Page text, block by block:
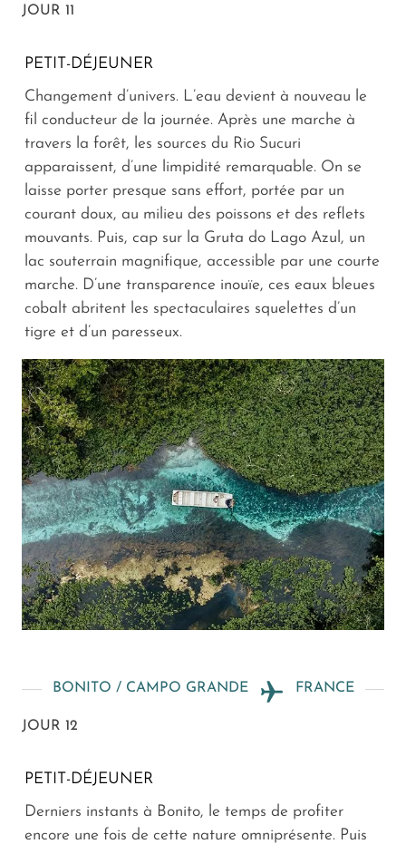
JOUR 11
PETIT-DÉJEUNER
Changement d’univers. L’eau devient à nouveau le
fil conducteur de la journée. Après une marche à
travers la forêt, les sources du Rio Sucuri
apparaissent, d’une limpidité remarquable. On se
laisse porter presque sans effort, portée par un
courant doux, au milieu des poissons et des reflets
mouvants. Puis, cap sur la Gruta do Lago Azul, un
lac souterrain magnifique, accessible par une courte
marche. D’une transparence inouïe, ces eaux bleues
cobalt abritent les spectaculaires squelettes d’un
tigre et d’un paresseux.
BONITO / CAMPO GRANDE FRANCE
JOUR 12
PETIT-DÉJEUNER
Derniers instants à Bonito, le temps de profiter
encore une fois de cette nature omniprésente. Puis